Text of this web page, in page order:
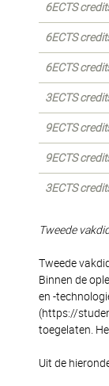
6ECTS
6ECTS
6ECTS
3ECTS
9ECTS
9ECTS
3ECTS
Tweede
Tweede
Binnen de
en -
(https://
toegelaten.
Uit de